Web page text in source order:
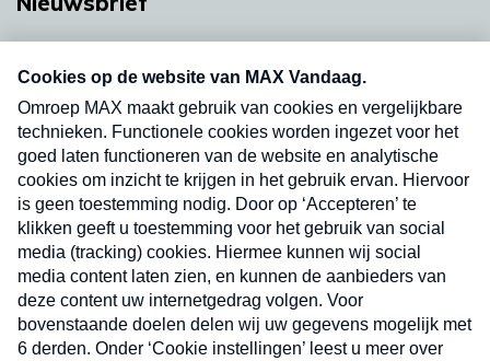
nieuwsbrief. Elke vrijdag- en dinsdagochtend in
uw mailbox.
Verzend